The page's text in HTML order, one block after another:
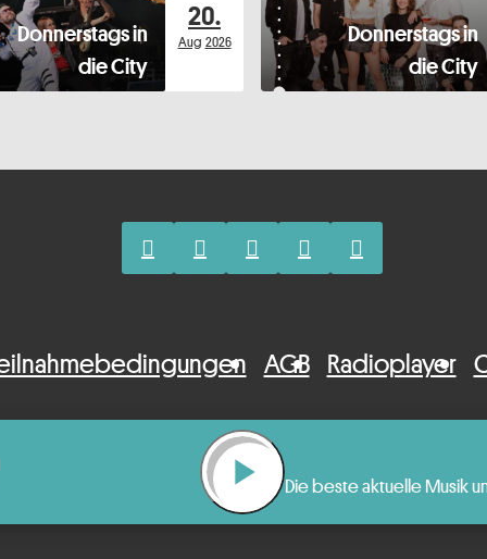
Donnerstags in
die City
20.
Aug 2026
Donnerstags in
die City
AGB Radioplayer
play_arrow